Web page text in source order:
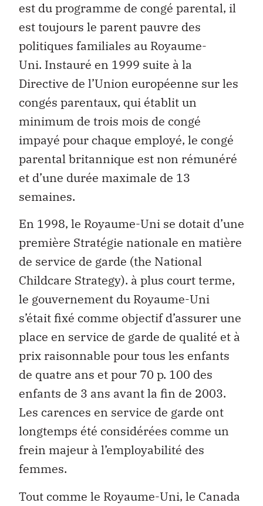
est du programme de congé parental, il
est toujours le parent pauvre des
politiques familiales au Royaume-
Uni. Instauré en 1999 suite à la
Directive de l’Union européenne sur les
congés parentaux, qui établit un
minimum de trois mois de congé
impayé pour chaque employé, le congé
parental britannique est non rémunéré
et d’une durée maximale de 13
semaines.
En 1998, le Royaume-Uni se dotait d’une
première Stratégie nationale en matière
de service de garde (the National
Childcare Strategy). à plus court terme,
le gouvernement du Royaume-Uni
s’était fixé comme objectif d’assurer une
place en service de garde de qualité et à
prix raisonnable pour tous les enfants
de quatre ans et pour 70 p. 100 des
enfants de 3 ans avant la fin de 2003.
Les carences en service de garde ont
longtemps été considérées comme un
frein majeur à l’employabilité des
femmes.
Tout comme le Royaume-Uni, le Canada